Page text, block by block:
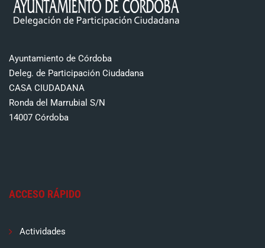
Ayuntamiento de Córdoba
Deleg. de Participación Ciudadana
CASA CIUDADANA
Ronda del Marrubial S/N
14007 Córdoba
ACCESO RÁPIDO
Actividades